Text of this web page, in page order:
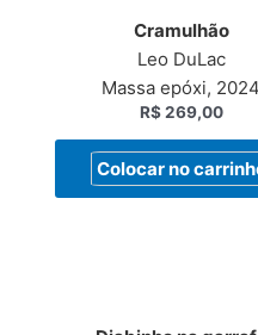
Cramulhão
Leo DuLac
Massa epóxi, 2024
R$269,00
Colocar no